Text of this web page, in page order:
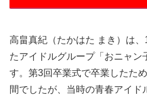
高畠真紀（たかはた まき）は
たアイドルグループ「おニャン
す。第3回卒業式で卒業したた
間でしたが、当時の青春アイド